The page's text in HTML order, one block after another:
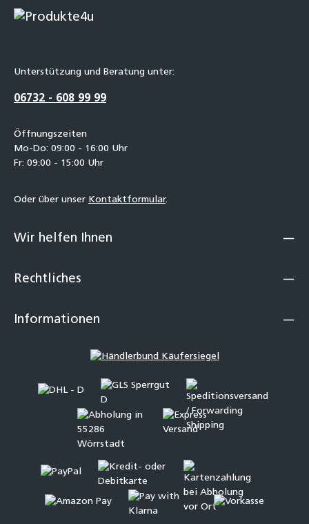
Unterstützung und Beratung unter:
06732 - 608 99 99
Öffnungszeiten
Mo-Do: 09:00 - 16:00 Uhr
Fr: 09:00 - 15:00 Uhr
Oder über unser Kontaktformular.
Wir helfen Ihnen
Rechtliches
Informationen